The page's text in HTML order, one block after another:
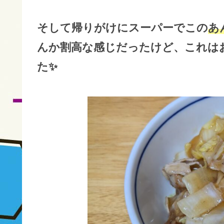
そして帰りがけにスーパーでこのあ
んか割高な感じだったけど、これ
た✨